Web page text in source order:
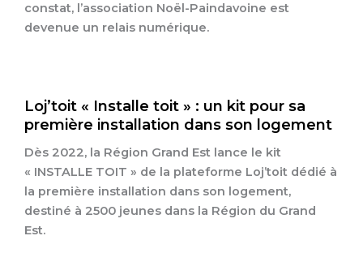
constat, l’association Noël-Paindavoine est
devenue un relais numérique.
Loj’toit « Installe toit » : un kit pour sa
première installation dans son logement
Dès 2022, la Région Grand Est lance le kit
« INSTALLE TOIT » de la plateforme Loj’toit dédié à
la première installation dans son logement,
destiné à 2500 jeunes dans la Région du Grand
Est.